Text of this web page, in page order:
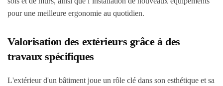
pour une meilleure ergonomie au quotidien.
Valorisation des extérieurs grâce à des
travaux spécifiques
L'extérieur d'un bâtiment joue un rôle clé dans son esthétique et sa